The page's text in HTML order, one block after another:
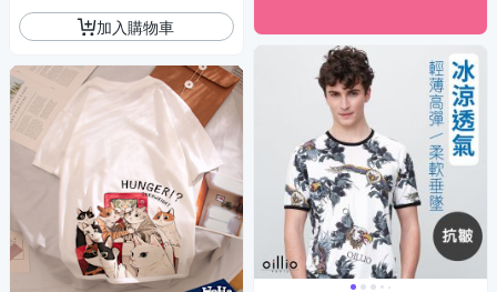
加入購物車